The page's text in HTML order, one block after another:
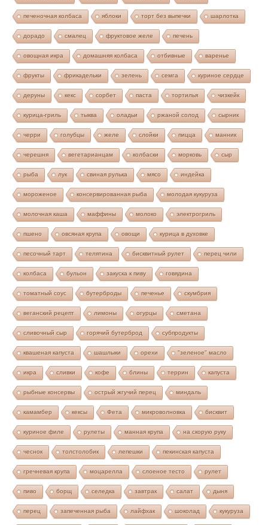
печеночная колбаса яблоки торт без выпечки шарлотка
дорадо смалец фруктовое желе печень
овощная икра домашняя колбаса отбивные варенье
фрукты фрикадельки зелень семга куриное сердце
деруны кекс сорбет паста тортилья чизкейк
курица-гриль тыква оладьи ржаной солод сырник
черри голубцы желе слойки пицца манник
черешня вегетарианцам колбаски морковь сыр
рыба лук свиная рулька мясо индейка
мороженое консервированная рыба молодая кукуруза
молочная каша маффины молоко электрогриль
пшено овсяная крупа овощи курица в духовке
песочный тарт телятина бисквитный рулет перец чили
колбаса бульон закуска к пиву говядина
томатный соус бутерброды печенье скумбрия
веганский рецепт лимоны огурцы сметана
сливочный сыр горячий бутерброд субпродукты
квашеная капуста шашлыки орехи "зеленое" масло
икра сливки кофе блины террин капуста
рыбные консервы острый жгучий перец миндаль
камамбер кексы Фета микроволновка бисквит
куриное филе рулеты манная крупа на скорую руку
чеснок толстолобик лепешки пекинская капуста
гречневая крупа моцарелла слоеное тесто рулет
пиво борщ селедка завтрак салат дыня
перец запеченная рыба лайфхак шоколад кукуруза